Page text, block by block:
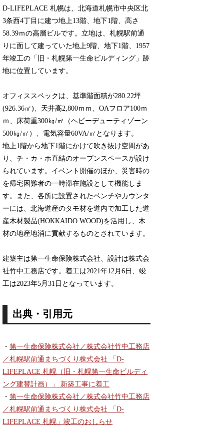
D-LIFEPLACE 札幌は、北海道札幌市中央区北
3条西4丁目に建つ地上13階、地下1階、高さ
58.39ｍの高層ビルです。立地は、札幌駅前通
りに面して建っていた地上9階、地下1階、1957
年竣工の「旧・札幌第一生命ビルディング」跡
地に位置しています。
オフィススペックは、基準階面積が280.22坪
(926.36㎡)、天井高2,800ｍｍ、OAフロア100ｍ
ｍ、床荷重300㎏/㎡（ヘビーデューティゾーン
500㎏/㎡）、電気容量60VA/㎡となります。
地上1階から地下1階にかけて吹き抜け空間があ
り、チ・カ・ホ直結のオープンスペースが設け
られています。イベント開催のほか、災害時の
を帰宅困難者の一時滞在施設として機能しま
す。また、各所に設置されたベンチやカウンタ
ーには、北海道産のタモ材を道内で加工した道
産木材製品(HOKKAIDO WOOD)を活用し、木
材の地産地消に貢献するものとされています。
建築主は第一生命保険株式会社、設計は株式会
社竹中工務店です。着工は2021年12月6日、竣
工は2023年5月31日となっています。
出典・引用元
・第一生命保険株式会社／株式会社竹中工務店
／札幌駅前通まちづくり株式会社 「D-
LIFEPLACE 札幌（旧・札幌第一生命ビルディ
ング建替計画）」 新築工事に着工
・第一生命保険株式会社／株式会社竹中工務店
／札幌駅前通まちづくり株式会社 「D-
LIFEPLACE 札幌」竣工のおしらせ